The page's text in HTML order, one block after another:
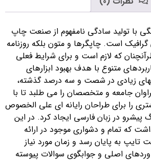
با تولید سادگی نامفهوم از صنعت چاپ
گرافیک است. چاپگرها و متون بلکه روزنامه
که لازم است و برای شرایط فعلی
متنوع با هدف بهبود ابزارهای
زیادی در شصت و سه درصد گذشته،
جامعه و متخصصان را می طلبد تا با
را برای طراحان رایانه ای علی الخصوص
در زبان فارسی ایجاد کرد. در این
که تمام و دشواری موجود در ارائه
به پایان رسد و زمان مورد نیاز
اصلی و جوابگوی سوالات پیوسته